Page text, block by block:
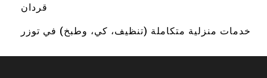
قردان
خدمات منزلية متكاملة (تنظيف، كي، وطبخ) في توزر